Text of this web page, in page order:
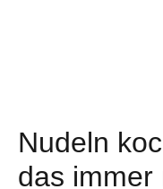
Nudeln
das